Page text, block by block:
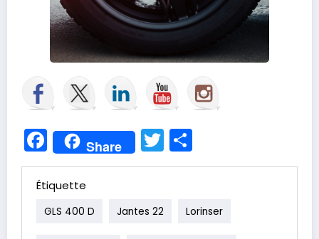
Facebook
Share Twitter
Étiquette
GLS 400 D Jantes 22 Lorinser